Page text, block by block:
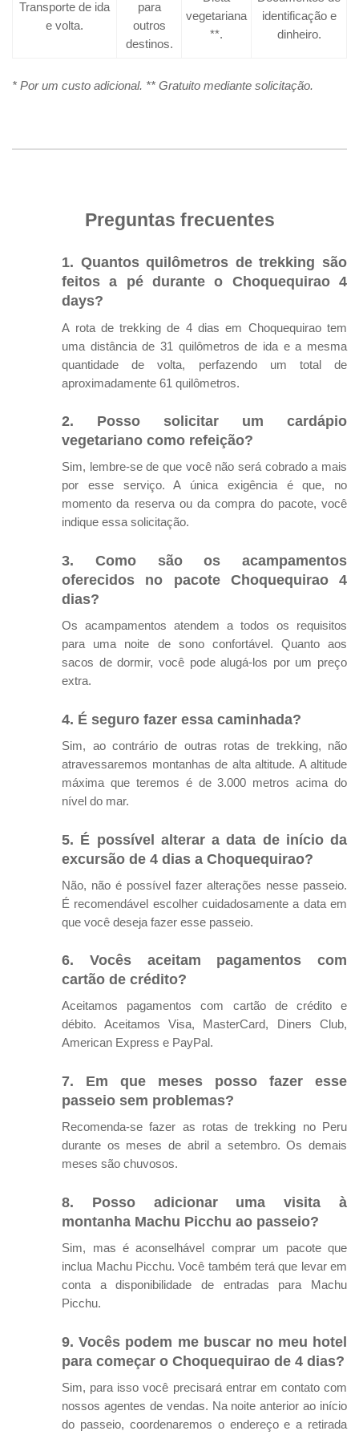
Transporte de ida
e volta.
para
outros
destinos.
vegetariana
**.
identificação e
dinheiro.
* Por um custo adicional. ** Gratuito mediante solicitação.
Preguntas frecuentes
1. Quantos quilômetros de trekking são
feitos a pé durante o Choquequirao 4
days?
A rota de trekking de 4 dias em Choquequirao tem
uma distância de 31 quilômetros de ida e a mesma
quantidade de volta, perfazendo um total de
aproximadamente 61 quilômetros.
2. Posso solicitar um cardápio
vegetariano como refeição?
Sim, lembre-se de que você não será cobrado a mais
por esse serviço. A única exigência é que, no
momento da reserva ou da compra do pacote, você
indique essa solicitação.
3. Como são os acampamentos
oferecidos no pacote Choquequirao 4
dias?
Os acampamentos atendem a todos os requisitos
para uma noite de sono confortável. Quanto aos
sacos de dormir, você pode alugá-los por um preço
extra.
4. É seguro fazer essa caminhada?
Sim, ao contrário de outras rotas de trekking, não
atravessaremos montanhas de alta altitude. A altitude
máxima que teremos é de 3.000 metros acima do
nível do mar.
5. É possível alterar a data de início da
excursão de 4 dias a Choquequirao?
Não, não é possível fazer alterações nesse passeio.
É recomendável escolher cuidadosamente a data em
que você deseja fazer esse passeio.
6. Vocês aceitam pagamentos com
cartão de crédito?
Aceitamos pagamentos com cartão de crédito e
débito. Aceitamos Visa, MasterCard, Diners Club,
American Express e PayPal.
7. Em que meses posso fazer esse
passeio sem problemas?
Recomenda-se fazer as rotas de trekking no Peru
durante os meses de abril a setembro. Os demais
meses são chuvosos.
8. Posso adicionar uma visita à
montanha Machu Picchu ao passeio?
Sim, mas é aconselhável comprar um pacote que
inclua Machu Picchu. Você também terá que levar em
conta a disponibilidade de entradas para Machu
Picchu.
9. Vocês podem me buscar no meu hotel
para começar o Choquequirao de 4 dias?
Sim, para isso você precisará entrar em contato com
nossos agentes de vendas. Na noite anterior ao início
do passeio, coordenaremos o endereço e a retirada